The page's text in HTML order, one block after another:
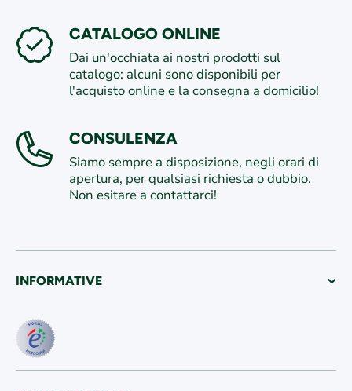
CATALOGO ONLINE
Dai un'occhiata ai nostri prodotti sul
catalogo: alcuni sono disponibili per
l'acquisto online e la consegna a domicilio!
CONSULENZA
Siamo sempre a disposizione, negli orari di
apertura, per qualsiasi richiesta o dubbio.
Non esitare a contattarci!
INFORMATIVE